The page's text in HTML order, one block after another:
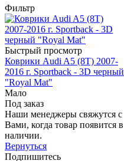
Фильтр
Быстрый просмотр
Коврики Audi A5 (8T) 2007-
2016 г. Sportback - 3D черный
"Royal Mat"
Мало
Под заказ
Наши менеджеры свяжутся с
Вами, когда товар появится в
наличии.
Вернуться
Подпишитесь